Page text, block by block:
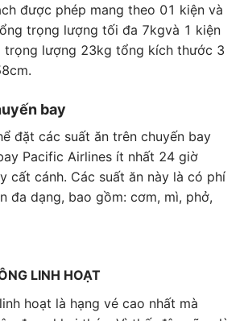
được phép mang theo 01 kiện và
trọng lượng tối đa 7kgvà 1 kiện
trọng lượng 23kg tổng kích thước 3
bay
đặt các suất ăn trên chuyến bay
Pacific Airlines ít nhất 24 giờ
cất cánh. Các suất ăn này là có phí
đa dạng, bao gồm: cơm, mì, phở,
LINH HOẠT
hoạt là hạng vé cao nhất mà